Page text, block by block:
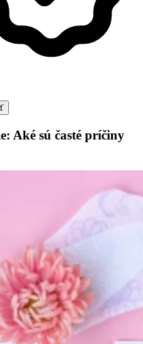
Aké sú časté príčiny